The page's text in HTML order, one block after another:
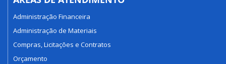
Administração Financeira
Administração de Materiais
Compras, Licitações e Contratos
Orçamento